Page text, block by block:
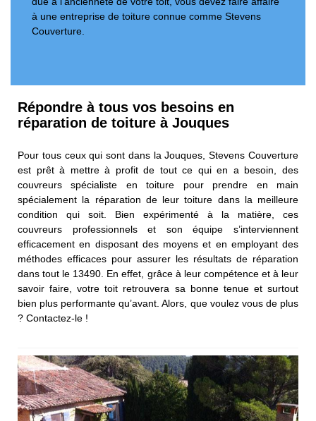
à une entreprise de toiture connue comme Stevens
Couverture.
Répondre à tous vos besoins en
réparation de toiture à Jouques
Pour tous ceux qui sont dans la Jouques, Stevens Couverture
est prêt à mettre à profit de tout ce qui en a besoin, des
couvreurs spécialiste en toiture pour prendre en main
spécialement la réparation de leur toiture dans la meilleure
condition qui soit. Bien expérimenté à la matière, ces
couvreurs professionnels et son équipe s’interviennent
efficacement en disposant des moyens et en employant des
méthodes efficaces pour assurer les résultats de réparation
dans tout le 13490. En effet, grâce à leur compétence et à leur
savoir faire, votre toit retrouvera sa bonne tenue et surtout
bien plus performante qu’avant. Alors, que voulez vous de plus
? Contactez-le !